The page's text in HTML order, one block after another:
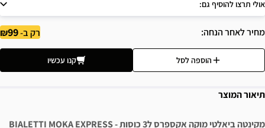
אולי תרצו להוסיף גם:
מחיר לאחר הנחה רק ב-99
הוספה לסל קנו עכשיו
תיאור המוצר
מקינטה ביאלטי מוקה אקספרס ל3 כוסות - BIALETTI MOKA EXPRESS